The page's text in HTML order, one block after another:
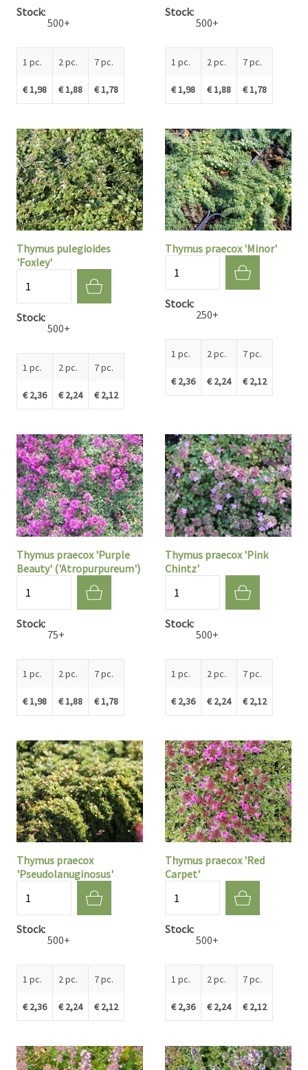
Stock
500+
1 pc.
€ 1,98
2 pc.
€ 1,88
7 pc.
€ 1,78
Stock
500+
1 pc.
€ 1,98
2 pc.
€ 1,88
7 pc.
€ 1,78
Thymus pulegioides
'Foxley'
Stock
500+
1 pc.
€ 2,36
2 pc.
€ 2,24
7 pc.
€ 2,12
Thymus praecox 'Minor'
Stock
250+
1 pc.
€ 2,36
2 pc.
€ 2,24
7 pc.
€ 2,12
Thymus praecox 'Purple
Beauty' ('Atropurpureum')
Stock
75+
1 pc.
€ 1,98
2 pc.
€ 1,88
7 pc.
€ 1,78
Thymus praecox 'Pink
Chintz'
Stock
500+
1 pc.
€ 2,36
2 pc.
€ 2,24
7 pc.
€ 2,12
Thymus praecox
'Pseudolanuginosus'
Stock
500+
1 pc.
€ 2,36
2 pc.
€ 2,24
7 pc.
€ 2,12
Thymus praecox 'Red
Carpet'
Stock
500+
1 pc.
€ 2,36
2 pc.
€ 2,24
7 pc.
€ 2,12